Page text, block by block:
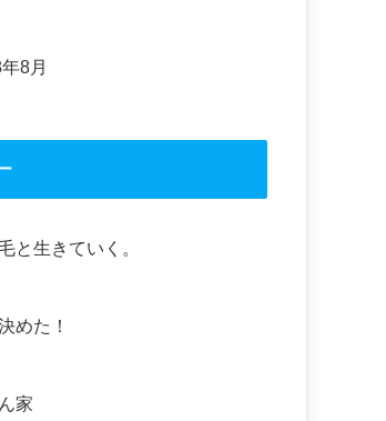
8月
と生きていく。
めた！
家